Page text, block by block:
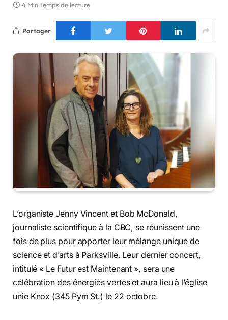
4 Min Temps de lecture
Partager
L’organiste Jenny Vincent et Bob McDonald,
journaliste scientifique à la CBC, se réunissent une
fois de plus pour apporter leur mélange unique de
science et d’arts à Parksville. Leur dernier concert,
intitulé « Le Futur est Maintenant », sera une
célébration des énergies vertes et aura lieu à l’église
unie Knox (345 Pym St.) le 22 octobre.